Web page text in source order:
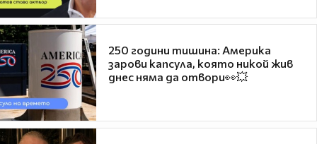
250 години тишина: Америка
зарови капсула, която никой жив
днес няма да отвори👀💥